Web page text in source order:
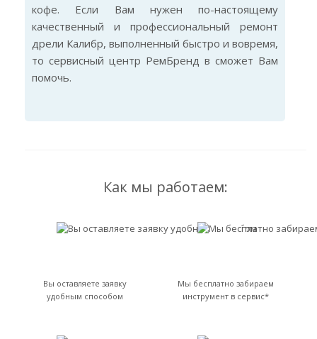
кофе. Если Вам нужен по-настоящему
качественный и профессиональный ремонт
дрели Калибр, выполненный быстро и вовремя,
то сервисный центр РемБренд в сможет Вам
помочь.
Как мы работаем:
Вы оставляете заявку
удобным способом
Мы бесплатно забираем
инструмент в сервис*